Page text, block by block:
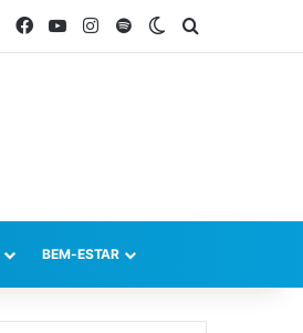
FacebookYouTubeInstagram
SpotifySwitch skin
BEM-ESTAR